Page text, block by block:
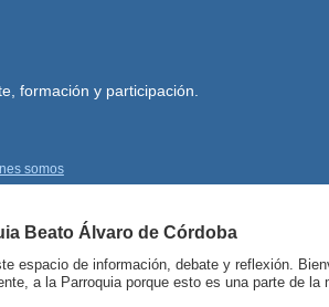
formación y participación.
somos
Beato Álvaro de Córdoba
espacio de información, debate y reflexión.
a la Parroquia porque esto es una parte de la